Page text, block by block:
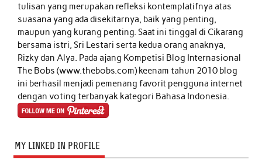
tulisan yang merupakan refleksi kontemplatifnya atas
suasana yang ada disekitarnya, baik yang penting,
maupun yang kurang penting. Saat ini tinggal di Cikarang
bersama istri, Sri Lestari serta kedua orang anaknya,
Rizky dan Alya. Pada ajang Kompetisi Blog Internasional
The Bobs (www.thebobs.com) keenam tahun 2010 blog
ini berhasil menjadi pemenang favorit pengguna internet
dengan voting terbanyak kategori Bahasa Indonesia.
MY LINKED IN PROFILE